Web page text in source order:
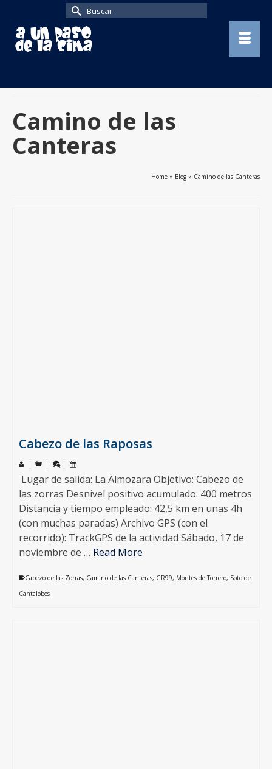
Buscar
por:
Camino de las
Canteras
Home » Blog » Camino de las Canteras
Cabezo de las Raposas
| | |
Lugar de salida: La Almozara Objetivo: Cabezo de
las zorras Desnivel positivo acumulado: 400 metros
Distancia y tiempo empleado: 42,5 km en unas 4h
(con muchas paradas) Archivo GPS (con el
recorrido): TrackGPS de la actividad Sábado, 17 de
noviembre de … Read More
Cabezo de las Zorras, Camino de las Canteras, GR99, Montes de Torrero, Soto de
Cantalobos